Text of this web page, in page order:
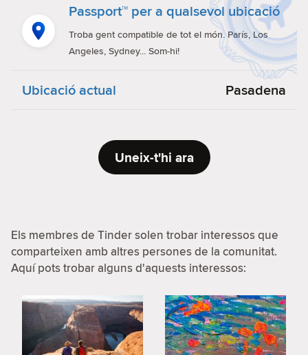
Passport™ per a qualsevol ubicació
Troba gent compatible de tot el món. París, Los
Angeles, Sydney... Som-hi!
Ubicació actual Pasadena
Uneix-t'hi ara
Els membres de Tinder solen trobar interessos que
comparteixen amb altres persones de la comunitat.
Aquí pots trobar alguns d'aquests interessos: